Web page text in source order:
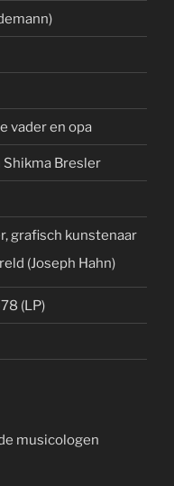
vader en opa
Shikma Bresler
grafisch kunstenaar
(Joseph Hahn)
(LP)
musicologen